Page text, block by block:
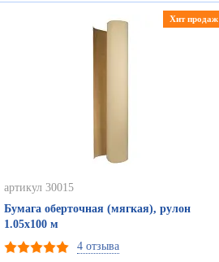
Хит продаж
артикул 30015
Бумага оберточная (мягкая), рулон
1.05х100 м
4 отзыва